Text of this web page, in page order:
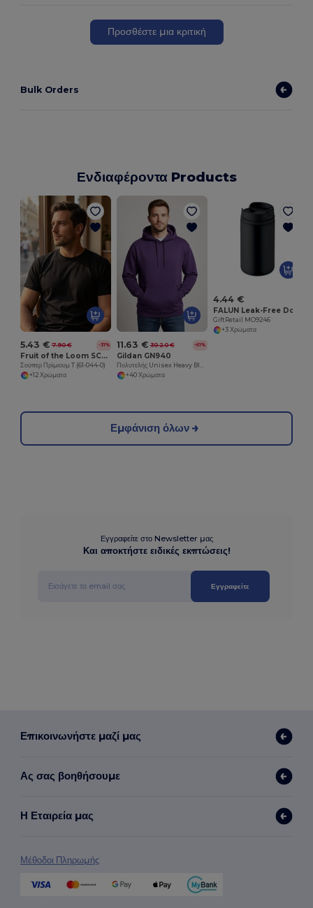
Προσθέστε μια κριτική
Bulk Orders
Ενδιαφέροντα Products
5.43 € 7.90 € -31%
Fruit of the Loom SC210
Σούπερ Πρίμιουμ T (61-044-0)
+12 Χρώματα
11.63 € 30.20 € -61%
Gildan GN940
+40 Χρώματα
4.44 €
GiftRetail MO9246
+3 Χρώματα
Εμφάνιση όλων
Εγγραφείτε στο Newsletter μας
Και αποκτήστε ειδικές εκπτώσεις!
Εγγραφείτε
Επικοινωνήστε μαζί μας
Ας σας βοηθήσουμε
Η Εταιρεία μας
Μέθοδοι Πληρωμής